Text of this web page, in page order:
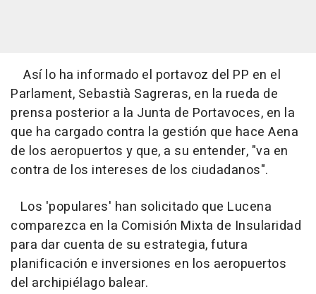
Así lo ha informado el portavoz del PP en el
Parlament, Sebastià Sagreras, en la rueda de
prensa posterior a la Junta de Portavoces, en la
que ha cargado contra la gestión que hace Aena
de los aeropuertos y que, a su entender, "va en
contra de los intereses de los ciudadanos".
Los 'populares' han solicitado que Lucena
comparezca en la Comisión Mixta de Insularidad
para dar cuenta de su estrategia, futura
planificación e inversiones en los aeropuertos
del archipiélago balear.